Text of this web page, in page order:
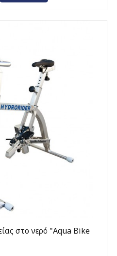
στο νερό "Aqua Bike